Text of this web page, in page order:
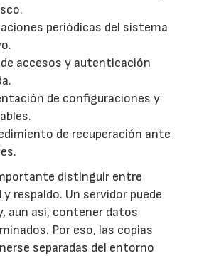
periódicas del sistema
accesos y autenticación
de configuraciones y
de recuperación ante
distinguir entre
respaldo. Un servidor puede
aun así, contener datos
Por eso, las copias
separadas del entorno